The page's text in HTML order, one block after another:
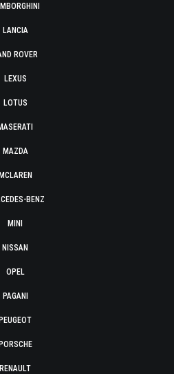
LANCIA
ROVER
LEXUS
LOTUS
MAZDA
MCLAREN
BENZ
MINI
NISSAN
OPEL
PAGANI
PEUGEOT
PORSCHE
RENAULT